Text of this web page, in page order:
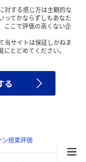
対する感じ方は主観的な
ってかならずしもあなた
ここで評価の高くない企
当サイトは保証しかねま
とどめてください。
る
ン授業評価